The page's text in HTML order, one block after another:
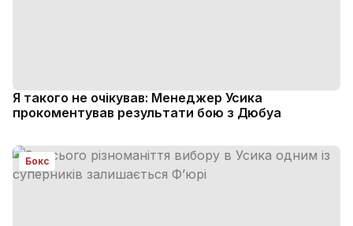
Я такого не очікував: Менеджер Усика
прокоментував результати бою з Дюбуа
Бокс